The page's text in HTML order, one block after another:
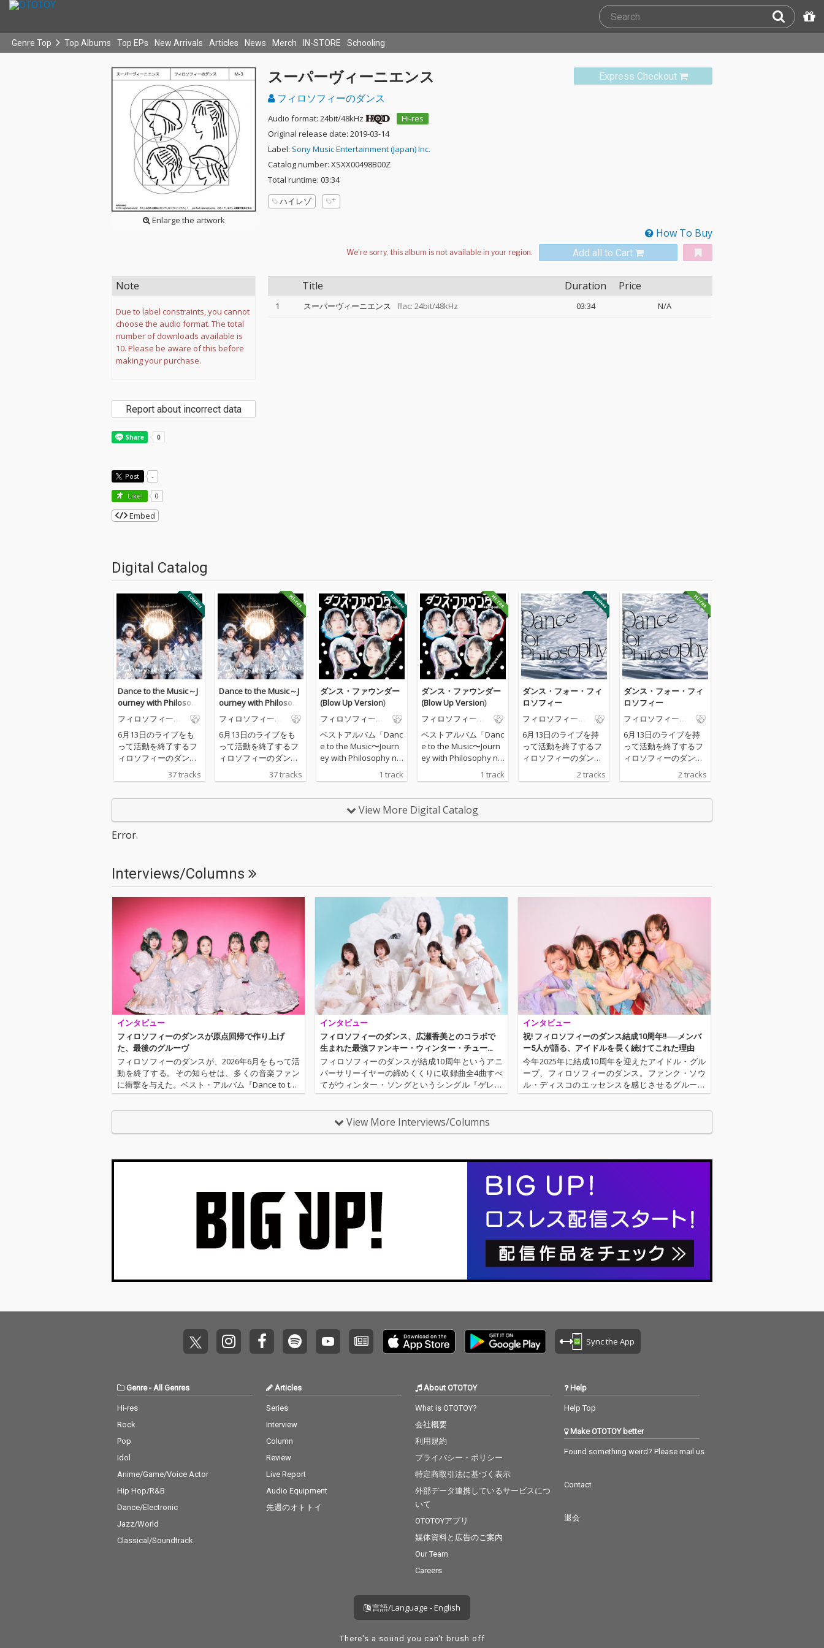
Genre Top Top Albums Top EPs New Arrivals Articles News Merch IN-STORE Schooling
Enlarge the artwork
Express Checkout
スーパーヴィーニエンス
フィロソフィーのダンス
Audio format: 24bit/48kHz
Hi-res
Original release date: 2019-03-14
Label: Sony Music Entertainment (Japan) Inc.
Catalog number: XSXX00498B00Z
Total runtime: 03:34
ハイレゾ
How To Buy
Add all to Cart
Title Duration Price
1 スーパーヴィーニエンス flac: 24bit/48kHz 03:34 N/A
Note
Due to label constraints, you cannot
choose the audio format. The total
number of downloads available is
10. Please be aware of this before
making your purchase.
Report about incorrect data
Post -
Like! 0
Embed
Digital Catalog
Dance to the Music～J
ourney with Philosoph
y no Dance～
フィロソフィーの
6月13日のライブをも
って活動を終了するフ
ィロソフィーのダンス
だ、「Indies Best」
枚組ベスト盤。
37 tracks
Dance to the Music～J
ourney with Philosoph
y no Dance～
フィロソフィーの
6月13日のライブをも
って活動を終了するフ
ィロソフィーのダンス
だ、「Indies Best」
37 tracks
ダンス・ファウンダー
(Blow Up Version)
フィロソフィーの
ベストアルバム「Danc
e to the Music〜Journ
ey with Philosophy no
限定盤Disc3「Rare Tra
「ダンス・ファウンダ
ー（Blow Up Versio
1 track
ダンス・ファウンダー
(Blow Up Version)
フィロソフィーの
ベストアルバム「Danc
e to the Music〜Journ
ey with Philosophy no
限定盤Disc3「Rare Tra
「ダンス・ファウンダ
ー（Blow Up Versio
1 track
ダンス・フォー・フィ
ロソフィー
フィロソフィーの
6月13日のライブを持
って活動を終了するフ
ィロソフィーのダン
2 tracks
ダンス・フォー・フィ
ロソフィー
フィロソフィーの
6月13日のライブを持
って活動を終了するフ
ィロソフィーのダン
2 tracks
View More Digital Catalog
Error.
Interviews/Columns
インタビュー
フィロソフィーのダンスが原点回帰で作り上げ
た、最後のグルーヴ
フィロソフィーのダンスが、2026年6月をもって活
動を終了する。その知らせは、多くの音楽ファン
に衝撃を与えた。ベスト・アルバム『Dance to the
Music～Journey with Philosophy no Dance～』に
インタビュー
フィロソフィーのダンス、広瀬香美とのコラボで
生まれた最強ファンキー・ウィンター・チュー
ン！
フィロソフィーのダンスが結成10周年というアニ
バーサリーイヤーの締めくくりに収録曲全4曲すべ
てがウィンター・ソングというシングル『ゲレン
デ・ファンキー・ラブ』をリリースする。広瀬香
ング現場での奮闘や、冬の感情を…
インタビュー
祝! フィロソフィーのダンス結成10周年!!──メンバ
ー5人が語る、アイドルを長く続けてこれた理由
今年2025年に結成10周年を迎えたアイドル・グル
ープ、フィロソフィーのダンス。ファンク・ソウ
ル・ディスコのエッセンスを感じさせるグルーヴ
ィーなサウンドを軸にこれまで活動してきた彼女
View More Interviews/Columns
Sync the App
Genre- All Genres
Hi-res
Rock
Pop
Idol
Anime/Game/Voice Actor
Hip Hop/R&B
Dance/Electronic
Jazz/World
Classical/Soundtrack
Articles
Series
Interview
Column
Review
Live Report
Audio Equipment
先週のオトトイ
About OTOTOY
What is OTOTOY?
会社概要
利用規約
プライバシー・ポリシー
特定商取引法に基づく表示
外部データ連携しているサービスにつ
いて
OTOTOYアプリ
媒体資料と広告のご案内
Our Team
Careers
Help
Help Top
Make OTOTOY better
Found something weird? Please mail us
Contact
退会
言語/Language - English
There's a sound you can't brush off